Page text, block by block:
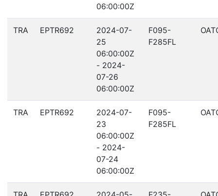
06:00:00Z
TRA EPTR692
2024-07-
25
06:00:00Z
- 2024-
07-26
06:00:00Z
F095-
F285FL
TRA EPTR692
2024-07-
23
06:00:00Z
- 2024-
07-24
06:00:00Z
F095-
F285FL